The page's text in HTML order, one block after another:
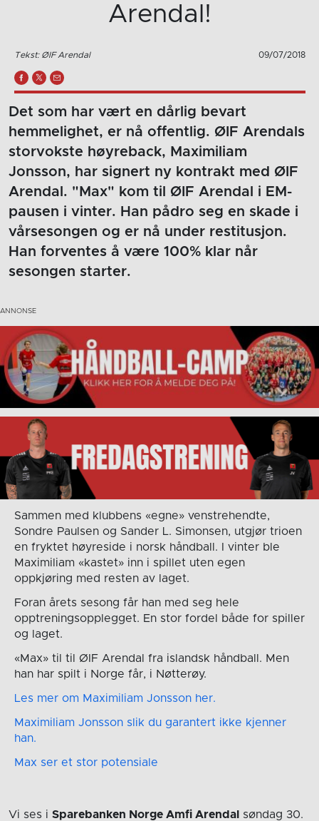
Arendal!
Tekst: ØIF Arendal 09/07/2018
Det som har vært en dårlig bevart
hemmelighet, er nå offentlig. ØIF Arendals
storvokste høyreback, Maximiliam
Jonsson, har signert ny kontrakt med ØIF
Arendal. "Max" kom til ØIF Arendal i EM-
pausen i vinter. Han pådro seg en skade i
vårsesongen og er nå under restitusjon.
Han forventes å være 100% klar når
sesongen starter.
Sammen med klubbens «egne» venstrehendte,
Sondre Paulsen og Sander L. Simonsen, utgjør trioen
en fryktet høyreside i norsk håndball. I vinter ble
Maximiliam «kastet» inn i spillet uten egen
oppkjøring med resten av laget.
Foran årets sesong får han med seg hele
opptreningsopplegget. En stor fordel både for spiller
og laget.
«Max» til til ØIF Arendal fra islandsk håndball. Men
han har spilt i Norge får, i Nøtterøy.
Les mer om Maximiliam Jonsson her.
Maximiliam Jonsson slik du garantert ikke kjenner
han.
Max ser et stor potensiale
Vi ses i Sparebanken Norge Amfi Arendal
søndag 30.